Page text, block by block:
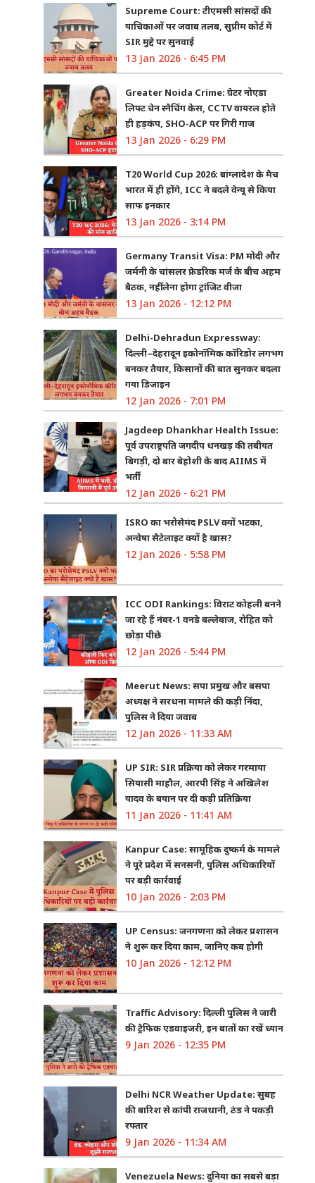
Supreme Court: टीएमसी सांसदों की
याचिकाओं पर जवाब तलब, सुप्रीम कोर्ट में
SIR मुद्दे पर सुनवाई
13 Jan 2026 - 6:45 PM
Greater Noida Crime: ग्रेटर नोएडा
लिफ्ट चेन स्नैचिंग केस, CCTV वायरल होते
ही हड़कंप, SHO-ACP पर गिरी गाज
13 Jan 2026 - 6:29 PM
T20 World Cup 2026: बांग्लादेश के मैच
भारत में ही होंगे, ICC ने बदले वेन्यू से किया
साफ इनकार
13 Jan 2026 - 3:14 PM
Germany Transit Visa: PM मोदी और
जर्मनी के चांसलर फ्रेडरिक मर्ज के बीच अहम
बैठक, नहीं लेना होगा ट्रांजिट वीजा
13 Jan 2026 - 12:12 PM
Delhi-Dehradun Expressway:
दिल्ली–देहरादून इकोनॉमिक कॉरिडोर लगभग
बनकर तैयार, किसानों की बात सुनकर बदला
गया डिजाइन
12 Jan 2026 - 7:01 PM
Jagdeep Dhankhar Health Issue:
पूर्व उपराष्ट्रपति जगदीप धनखड़ की तबीयत
बिगड़ी, दो बार बेहोशी के बाद AIIMS में
भर्ती
12 Jan 2026 - 6:21 PM
ISRO का भरोसेमंद PSLV क्यों भटका,
अन्वेषा सैटेलाइट क्यों है खास?
12 Jan 2026 - 5:58 PM
ICC ODI Rankings: विराट कोहली बनने
जा रहे हैं नंबर-1 वनडे बल्लेबाज, रोहित को
छोड़ा पीछे
12 Jan 2026 - 5:44 PM
Meerut News: सपा प्रमुख और बसपा
अध्यक्ष ने सरधना मामले की कड़ी निंदा,
पुलिस ने दिया जवाब
12 Jan 2026 - 11:33 AM
UP SIR: SIR प्रक्रिया को लेकर गरमाया
सियासी माहौल, आरपी सिंह ने अखिलेश
यादव के बयान पर दी कड़ी प्रतिक्रिया
11 Jan 2026 - 11:41 AM
Kanpur Case: सामूहिक दुष्कर्म के मामले
ने पूरे प्रदेश में सनसनी, पुलिस अधिकारियों
पर बड़ी कार्रवाई
10 Jan 2026 - 2:03 PM
UP Census: जनगणना को लेकर प्रशासन
ने शुरू कर दिया काम, जानिए कब होगी
10 Jan 2026 - 12:12 PM
Traffic Advisory: दिल्ली पुलिस ने जारी
की ट्रैफिक एडवाइजरी, इन बातों का रखें ध्यान
9 Jan 2026 - 12:35 PM
Delhi NCR Weather Update: सुबह
की बारिश से कांपी राजधानी, ठंड ने पकड़ी
रफ्तार
9 Jan 2026 - 11:34 AM
Venezuela News: दुनिया का सबसे बड़ा